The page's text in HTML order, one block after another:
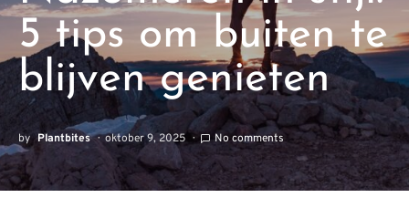
5 tips om buiten te
blijven genieten
by Plantbites oktober 9, 2025 No comments